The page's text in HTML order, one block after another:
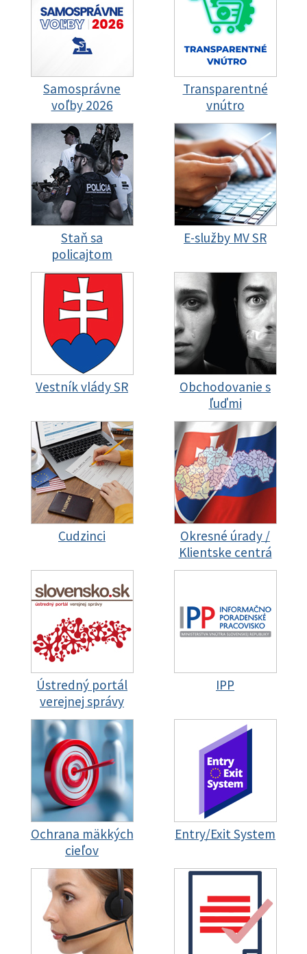
Samosprávne
voľby 2026
Transparentné
vnútro
Staň sa
policajtom
E-služby MV SR
Vestník vlády SR
Obchodovanie s
ľuďmi
Cudzinci
Okresné úrady /
Klientske centrá
Ústredný portál
verejnej správy
IPP
Ochrana mäkkých
cieľov
Entry/Exit System